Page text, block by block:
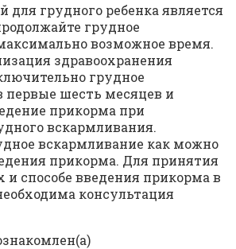
для грудного ребенка является
грудное
возможное время.
здравоохранения
грудное
первые шесть месяцев и
прикорма при
вскармливания.
вскармливание как можно
прикорма. Для принятия
и способе введения прикорма в
консультация